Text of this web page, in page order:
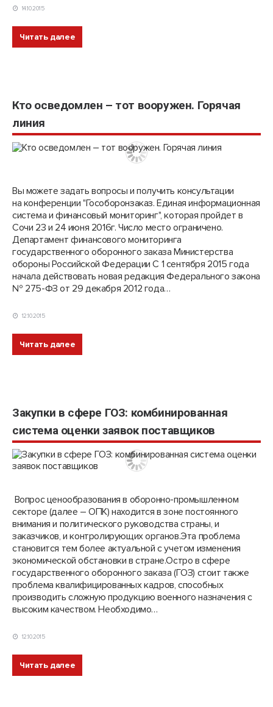
14.10.2015
Читать далее
Кто осведомлен – тот вооружен. Горячая
линия
Вы можете задать вопросы и получить консультации
на конференции "Гособоронзаказ. Единая информационная
система и финансовый мониторинг", которая пройдет в
Сочи 23 и 24 июня 2016г. Число место ограничено.
Департамент финансового мониторинга
государственного оборонного заказа Министерства
обороны Российской Федерации С 1 сентября 2015 года
начала действовать новая редакция Федерального закона
№ 275-ФЗ от 29 декабря 2012 года…
12.10.2015
Читать далее
Закупки в сфере ГОЗ: комбинированная
система оценки заявок поставщиков
Вопрос ценообразования в оборонно-промышленном
секторе (далее – ОПК) находится в зоне постоянного
внимания и политического руководства страны, и
заказчиков, и контролирующих органов.Эта проблема
становится тем более актуальной с учетом изменения
экономической обстановки в стране.Остро в сфере
государственного оборонного заказа (ГОЗ) стоит также
проблема квалифицированных кадров, способных
производить сложную продукцию военного назначения с
высоким качеством. Необходимо…
12.10.2015
Читать далее